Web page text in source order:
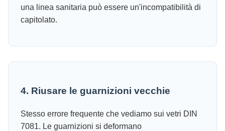
una linea sanitaria può essere un'incompatibilità di
capitolato.
4. Riusare le guarnizioni vecchie
Stesso errore frequente che vediamo sui vetri DIN
7081. Le guarnizioni si deformano